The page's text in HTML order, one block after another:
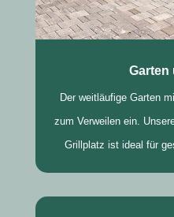
Garten
Der weitläufige Garten
zum Verweilen ein.
Grillplatz ist ideal für